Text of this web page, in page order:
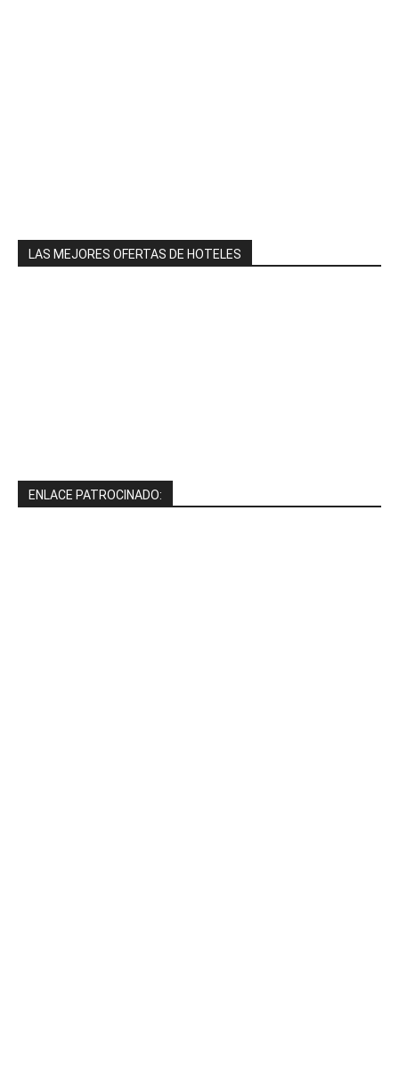
LAS MEJORES OFERTAS DE HOTELES
ENLACE PATROCINADO: